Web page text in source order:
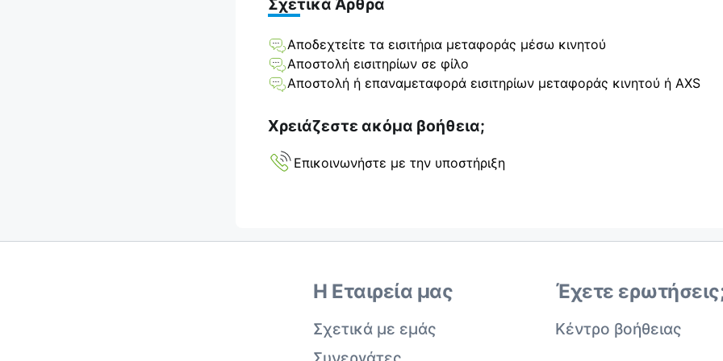
Σχετικά Άρθρα
Αποδεχτείτε τα εισιτήρια μεταφοράς μέσω κινητού
Αποστολή εισιτηρίων σε φίλο
Αποστολή ή επαναμεταφορά εισιτηρίων μεταφοράς κινητού ή AXS
Χρειάζεστε ακόμα βοήθεια;
Επικοινωνήστε με την υποστήριξη
Η Εταιρεία μας
Σχετικά με εμάς
Έχετε
Κέντρο βοήθειας